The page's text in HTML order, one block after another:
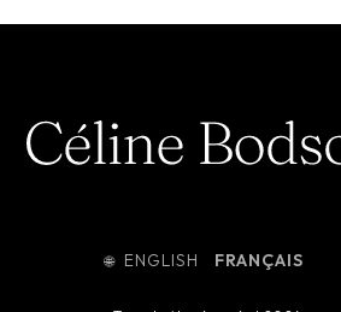
🌐︎ ENGLISH FRANÇAIS